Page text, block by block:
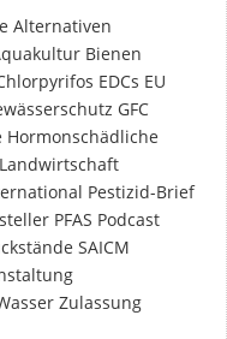
Alternativen
Bienen
EDCs EU
GFC
Hormonschädliche
Landwirtschaft
Pestizid-Brief
PFAS Podcast
SAICM
Zulassung